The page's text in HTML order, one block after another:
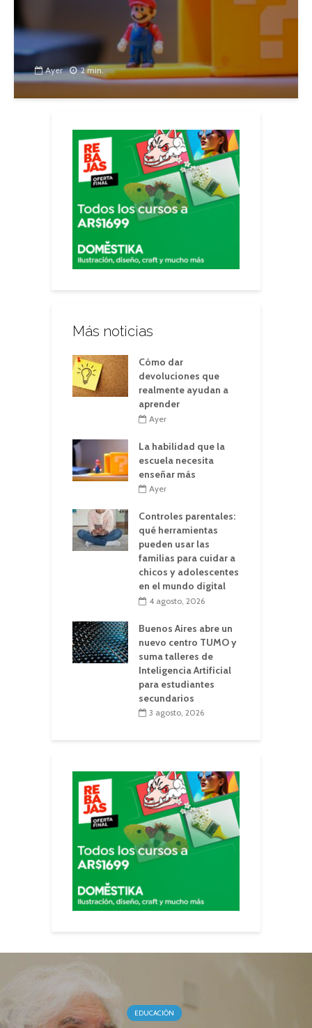
Ayer 2 min.
Más noticias
Cómo dar
devoluciones que
realmente ayudan a
aprender
Ayer
La habilidad que la
escuela necesita
enseñar más
Ayer
Controles parentales:
qué herramientas
pueden usar las
familias para cuidar a
chicos y adolescentes
en el mundo digital
4 agosto, 2026
Buenos Aires abre un
nuevo centro TUMO y
suma talleres de
Inteligencia Artificial
para estudiantes
secundarios
3 agosto, 2026
EDUCACIÓN